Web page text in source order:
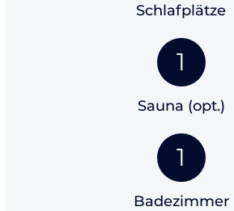
Schlafplätze
1
Sauna (opt.)
1
Badezimmer